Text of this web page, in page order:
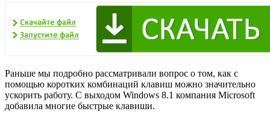
Раньше мы подробно рассматривали вопрос о том, как с
помощью коротких комбинаций клавиш можно значительно
ускорить работу. С выходом Windows 8.1 компания Microsoft
добавила многие быстрые клавиши.